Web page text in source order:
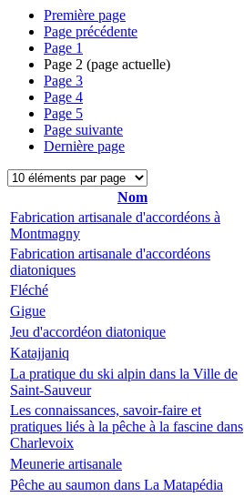
Première page
Page précédente
Page 1
Page 2 (page actuelle)
Page 3
Page 4
Page 5
Page suivante
Dernière page
Nom
Fabrication artisanale d'accordéons à
Montmagny
Fabrication artisanale d'accordéons
diatoniques
Fléché
Gigue
Jeu d'accordéon diatonique
Katajjaniq
La pratique du ski alpin dans la Ville de
Saint-Sauveur
Les connaissances, savoir-faire et
pratiques liés à la pêche à la fascine dans
Charlevoix
Meunerie artisanale
Pêche au saumon dans La Matapédia